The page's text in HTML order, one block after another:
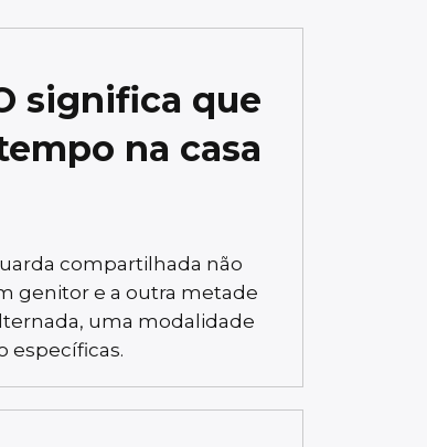
significa que
na casa
compartilhada não
genitor e a outra metade
uma modalidade
específicas.